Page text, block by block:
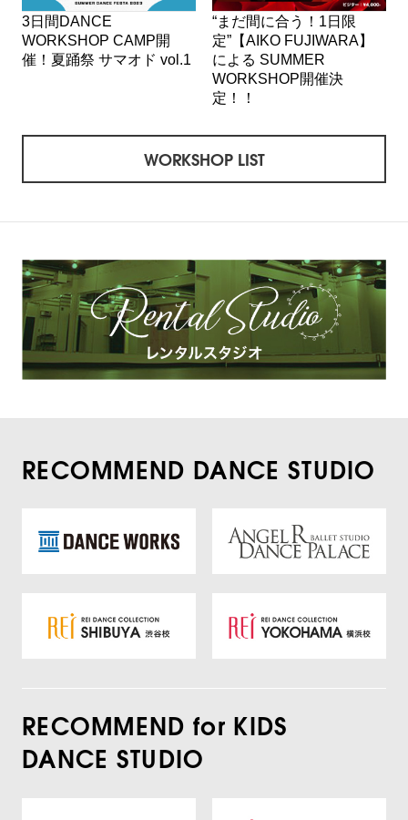
3日間DANCE
WORKSHOP CAMP開
催！夏踊祭 サマオド vol.1
“まだ間に合う！1日限
定”【AIKO FUJIWARA】
による SUMMER
WORKSHOP開催決
定！！
WORKSHOP LIST
RECOMMEND DANCE STUDIO
RECOMMEND for KIDS
DANCE STUDIO